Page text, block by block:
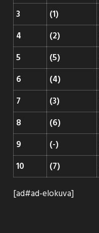
3
(1)
4
(2)
5
(5)
6
(4)
7
(3)
8
(6)
9
(-)
10
(7)
[ad#ad-elokuva]